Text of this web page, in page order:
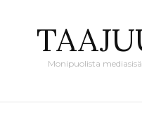
Monipuolista